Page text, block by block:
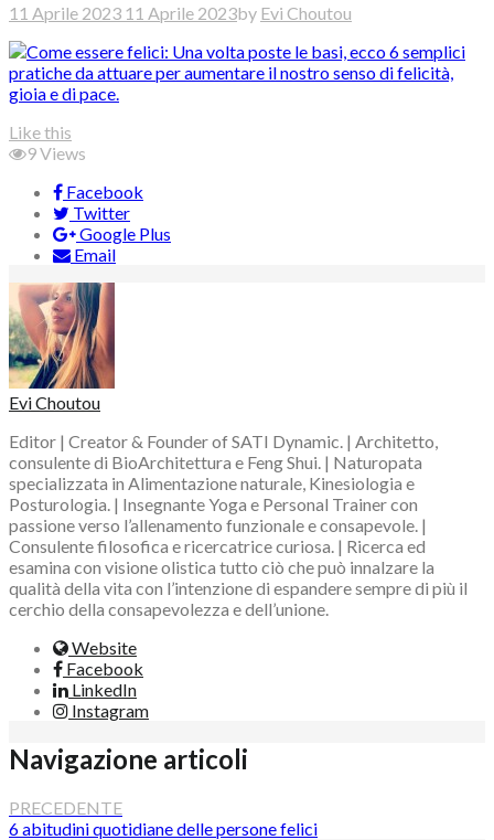
11 Aprile 2023 11 Aprile 2023by Evi Choutou
Like this
9Views
Facebook
Twitter
Google Plus
Email
Evi Choutou
Editor | Creator & Founder of SATI Dynamic. | Architetto,
consulente di BioArchitettura e Feng Shui. | Naturopata
specializzata in Alimentazione naturale, Kinesiologia e
Posturologia. | Insegnante Yoga e Personal Trainer con
passione verso l’allenamento funzionale e consapevole. |
Consulente filosofica e ricercatrice curiosa. | Ricerca ed
esamina con visione olistica tutto ciò che può innalzare la
qualità della vita con l’intenzione di espandere sempre di più il
cerchio della consapevolezza e dell’unione.
Website
Facebook
LinkedIn
Instagram
Navigazione articoli
PRECEDENTE
6 abitudini quotidiane delle persone felici